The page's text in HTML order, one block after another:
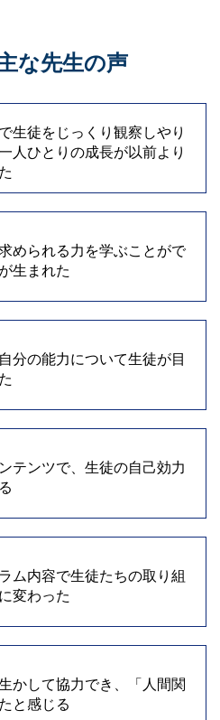
な先生の声
生徒をじっくり観察しやり
人ひとりの成長が以前より
められる力を学ぶことがで
生まれた
分の能力について生徒が目
テンツで、生徒の自己効力
ム内容で生徒たちの取り組
変わった
かして協力でき、「人間関
と感じる